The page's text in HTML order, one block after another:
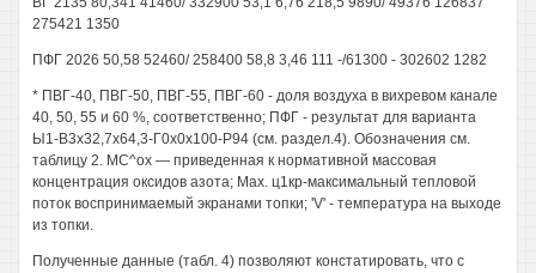
275421 1350
ПФГ 2026 50,58 52460/ 258400 58,8 3,46 111 -/61300 - 302602 1282
* ПВГ-40, ПВГ-50, ПВГ-55, ПВГ-60 - доля воздуха в вихревом канале
40, 50, 55 и 60 %, соответственно; ПФГ - результат для варианта
Ы1-В3х32,7х64,3-Г0х0х100-Р94 (см. раздел.4). Обозначения см.
таблицу 2. МС^ох — приведенная к нормативной массовая
концентрация оксидов азота; Мах. ц1кр-максимальный тепловой
поток воспринимаемый экранами топки; 'V' - температура на выходе
из топки.
Полученные данные (табл. 4) позволяют констатировать, что с